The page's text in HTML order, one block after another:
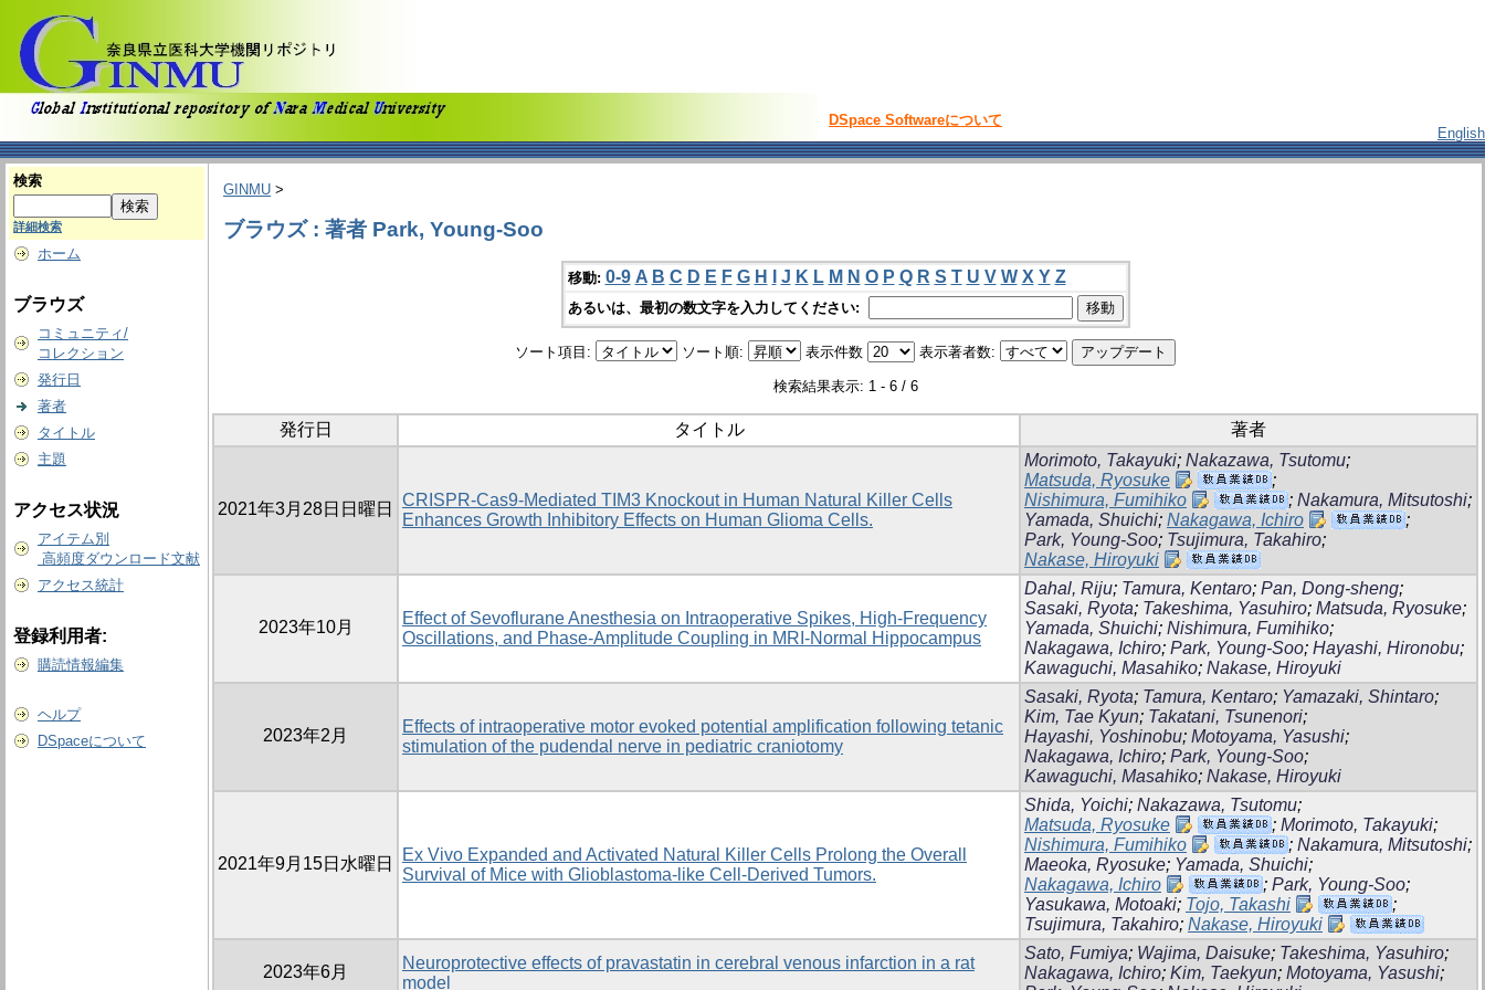
DSpace Softwareについて
English
検索
詳細検索
ホーム
ブラウズ
コミュニティ/
コレクション
発行日
著者
タイトル
主題
アクセス状況
アイテム別
高頻度ダウンロード文献
アクセス統計
登録利用者:
購読情報編集
ヘルプ
DSpaceについて
GINMU >
ブラウズ : 著者 Park, Young-Soo
移動: 0-9 A B C D E F G H J K L M N O P Q R S T U V W X Y Z
あるいは、最初の数文字を入力してください:
ソート項目: ソート順: 表示件数 表示著者数:
検索結果表示: 1 - 6 / 6
発行日 タイトル 著者
2021年3月28日日曜日
CRISPR-Cas9-Mediated TIM3 Knockout in Human Natural Killer Cells
Enhances Growth Inhibitory Effects on Human Glioma Cells.
Morimoto, Takayuki; Nakazawa, Tsutomu;
Matsuda, Ryosuke
;
Nishimura, Fumihiko
; Nakamura, Mitsutoshi;
Yamada, Shuichi; Nakagawa, Ichiro
;
Park, Young-Soo; Tsujimura, Takahiro;
Nakase, Hiroyuki
2023年10月
Effect of Sevoflurane Anesthesia on Intraoperative Spikes, High-Frequency
Oscillations, and Phase-Amplitude Coupling in MRI-Normal Hippocampus
Dahal, Riju; Tamura, Kentaro; Pan, Dong-sheng;
Sasaki, Ryota; Takeshima, Yasuhiro; Matsuda, Ryosuke;
Yamada, Shuichi; Nishimura, Fumihiko;
Nakagawa, Ichiro; Park, Young-Soo; Hayashi, Hironobu;
Kawaguchi, Masahiko; Nakase, Hiroyuki
2023年2月
Effects of intraoperative motor evoked potential amplification following tetanic
stimulation of the pudendal nerve in pediatric craniotomy
Sasaki, Ryota; Tamura, Kentaro; Yamazaki, Shintaro;
Kim, Tae Kyun; Takatani, Tsunenori;
Hayashi, Yoshinobu; Motoyama, Yasushi;
Nakagawa, Ichiro; Park, Young-Soo;
Kawaguchi, Masahiko; Nakase, Hiroyuki
2021年9月15日水曜日
Ex Vivo Expanded and Activated Natural Killer Cells Prolong the Overall
Survival of Mice with Glioblastoma-like Cell-Derived Tumors.
Shida, Yoichi; Nakazawa, Tsutomu;
Matsuda, Ryosuke
; Morimoto, Takayuki;
Nishimura, Fumihiko
; Nakamura, Mitsutoshi;
Maeoka, Ryosuke; Yamada, Shuichi;
Nakagawa, Ichiro
; Park, Young-Soo;
Yasukawa, Motoaki; Tojo, Takashi
;
Tsujimura, Takahiro; Nakase, Hiroyuki
2023年6月
Neuroprotective effects of pravastatin in cerebral venous infarction in a rat
model
Sato, Fumiya; Wajima, Daisuke; Takeshima, Yasuhiro;
Nakagawa, Ichiro; Kim, Taekyun; Motoyama, Yasushi;